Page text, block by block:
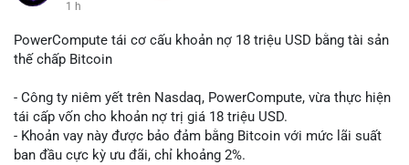
1 h
PowerCompute tái cơ cấu khoản nợ 18 triệu USD bằng tài sản
thế chấp Bitcoin
- Công ty niêm yết trên Nasdaq, PowerCompute, vừa thực hiện
tái cấp vốn cho khoản nợ trị giá 18 triệu USD.
- Khoản vay này được bảo đảm bằng Bitcoin với mức lãi suất
ban đầu cực kỳ ưu đãi, chỉ khoảng 2%.